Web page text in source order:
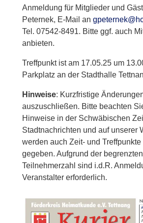
Anmeldung für Mitglieder und
Peternek, E-Mail an
Tel. 07542-8491. Bitte ggf. auch
anbieten.
Treffpunkt ist am 17.05.25 um
Parkplatz an der Stadthalle
Hinweise: Kurzfristige
auszuschließen. Bitte beachten
Hinweise in der Schwäbischen
Stadtnachrichten und auf unserer
werden auch Zeit- und Treffpunkte
gegeben. Aufgrund der begrenzten
Teilnehmerzahl sind i.d.R.
Veranstalter erforderlich.